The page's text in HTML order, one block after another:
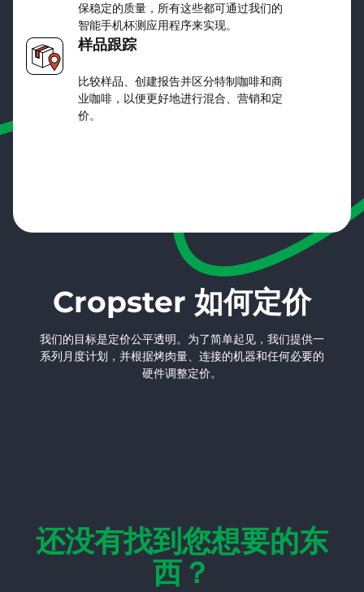
保稳定的质量，所有这些都可通过我们的
智能手机杯测应用程序来实现。
样品跟踪
比较样品、创建报告并区分特制咖啡和商
业咖啡，以便更好地进行混合、营销和定
价。
Cropster 如何定价
我们的目标是定价公平透明。为了简单起见，我们提供一
系列月度计划，并根据烤肉量、连接的机器和任何必要的
硬件调整定价。
还没有找到您想要的东
西？